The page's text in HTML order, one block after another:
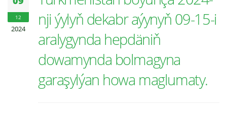
12
2024
nji ýylyň dekabr aýynyň 09-15-i
aralygynda hepdäniň
dowamynda bolmagyna
garaşylýan howa maglumaty.